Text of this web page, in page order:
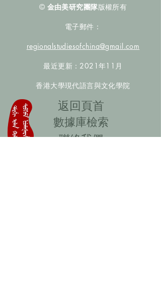
© 金由美研究團隊版權所有
電子郵件：
regionalstudiesofchina@gmail.com
最近更新：2021年11月
香港大學現代語言與文化學院
​返回頁首
數據庫檢索
聯絡我們